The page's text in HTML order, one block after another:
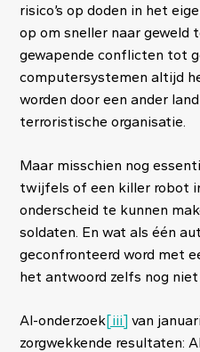
risico’s op doden in het
op om sneller naar geweld
gewapende conflicten tot
computersystemen altijd
worden door een ander
terroristische organisatie.
Maar misschien nog
twijfels of een killer robot
onderscheid te kunnen
soldaten. En wat als één
geconfronteerd word met
het antwoord zelfs nog niet
AI-onderzoek[iii] van
zorgwekkende resultaten: